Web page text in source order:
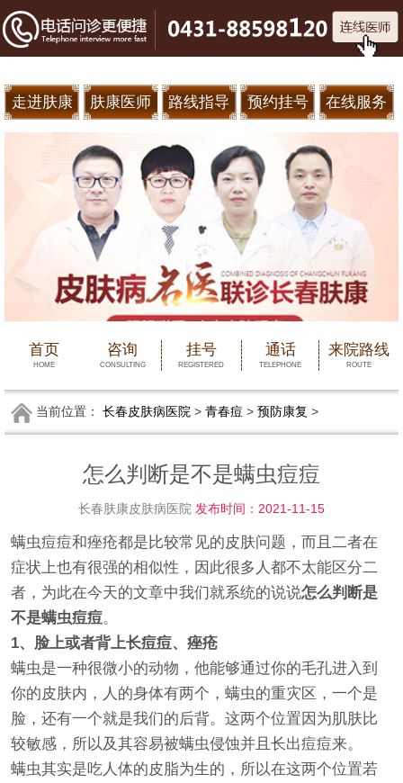
走进肤康 肤康医师 路线指导 预约挂号 在线服务
首页
HOME
咨询
CONSULTING
挂号
REGISTERED
通话
TELEPHONE
来院路线
ROUTE
当前位置： 长春皮肤病医院> 青春痘 > 预防康复 >
怎么判断是不是螨虫痘痘
长春肤康皮肤病医院 发布时间：2021-11-15
螨虫痘痘和痤疮都是比较常见的皮肤问题，而且二者在
症状上也有很强的相似性，因此很多人都不太能区分二
者，为此在今天的文章中我们就系统的说说怎么判断是
不是螨虫痘痘。
1、脸上或者背上长痘痘、痤疮
螨虫是一种很微小的动物，他能够通过你的毛孔进入到
你的皮肤内，人的身体有两个，螨虫的重灾区，一个是
脸，还有一个就是我们的后背。这两个位置因为肌肤比
较敏感，所以及其容易被螨虫侵蚀并且长出痘痘来。
螨虫其实是吃人体的皮脂为生的，所以在这两个位置若